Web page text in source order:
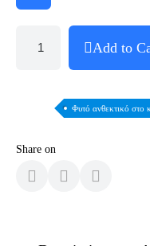
Add to
Φυτό ανθεκτικό στο
Share on